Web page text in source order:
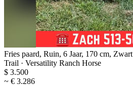
Fries paard, Ruin, 6 Jaar, 170 cm, Zwart
Trail · Versatility Ranch Horse
$ 3.500
~ € 3.286